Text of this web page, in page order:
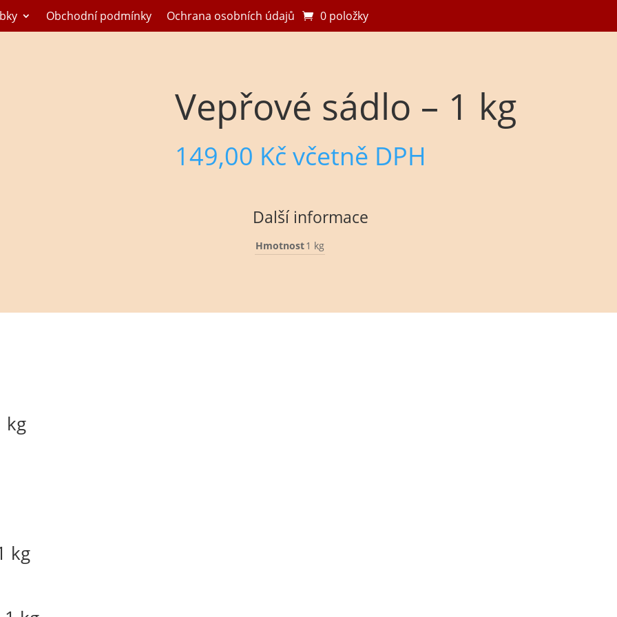
Obchodní podmínky Ochrana osobních údajů 0 položky
Vepřové sádlo – 1 kg
149,00 Kčvčetně DPH
Další informace
Hmotnost1 kg
kg
kg